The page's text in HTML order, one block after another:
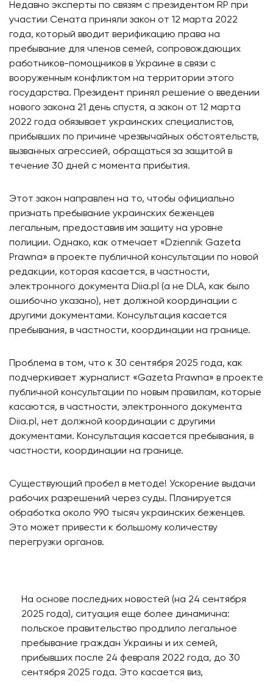
Недавно эксперты по связям с президентом RP при
участии Сената приняли закон от 12 марта 2022
года, который вводит верификацию права на
пребывание для членов семей, сопровождающих
работников-помощников в Украине в связи с
вооруженным конфликтом на территории этого
государства. Президент принял решение о введении
нового закона 21 день спустя, а закон от 12 марта
2022 года обязывает украинских специалистов,
прибывших по причине чрезвычайных обстоятельств,
вызванных агрессией, обращаться за защитой в
течение 30 дней с момента прибытия.
Этот закон направлен на то, чтобы официально
признать пребывание украинских беженцев
легальным, предоставив им защиту на уровне
полиции. Однако, как отмечает «Dziennik Gazeta
Prawna» в проекте публичной консультации по новой
редакции, которая касается, в частности,
электронного документа Diia.pl (а не DLA, как было
ошибочно указано), нет должной координации с
другими документами. Консультация касается
пребывания, в частности, координации на границе.
Проблема в том, что к 30 сентября 2025 года, как
подчеркивает журналист «Gazeta Prawna» в проекте
публичной консультации по новым правилам, которые
касаются, в частности, электронного документа
Diia.pl, нет должной координации с другими
документами. Консультация касается пребывания, в
частности, координации на границе.
Существующий пробел в методе! Ускорение выдачи
рабочих разрешений через суды. Планируется
обработка около 990 тысяч украинских беженцев.
Это может привести к большому количеству
перегрузки органов.
На основе последних новостей (на 24 сентября
2025 года), ситуация еще более динамична:
польское правительство продлило легальное
пребывание граждан Украины и их семей,
прибывших после 24 февраля 2022 года, до 30
сентября 2025 года. Это касается виз,